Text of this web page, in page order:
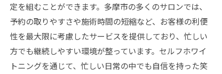
定を組むことができます。多摩市の多くのサロンでは、
予約の取りやすさや施術時間の短縮など、お客様の利便
性を最大限に考慮したサービスを提供しており、忙しい
方でも継続しやすい環境が整っています。セルフホワイ
トニングを通じて、忙しい日常の中でも自信を持った笑